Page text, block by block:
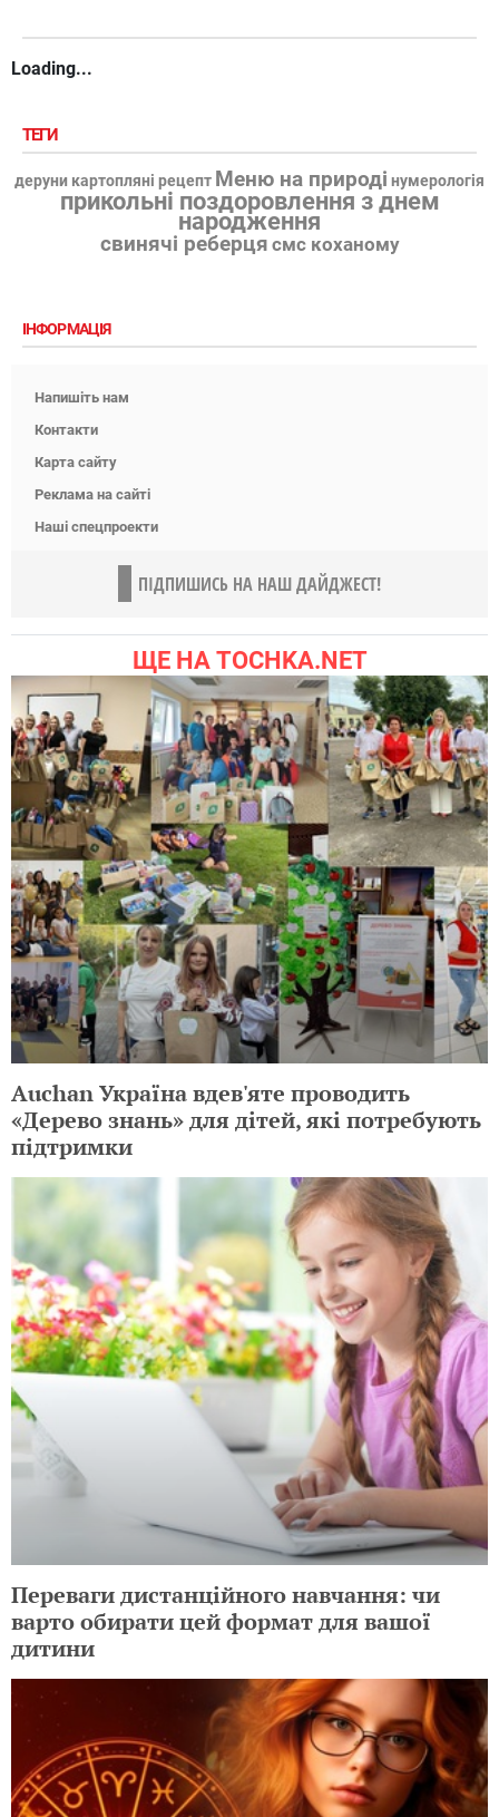
Loading...
ТЕГИ
деруни картопляні рецепт Меню на природі нумерологія
прикольні поздоровлення з днем
народження
свинячі реберця смс коханому
ІНФОРМАЦІЯ
Напишіть нам
Контакти
Карта сайту
Реклама на сайті
Наші спецпроекти
ПІДПИШИСЬ НА НАШ ДАЙДЖЕСТ!
ЩЕ НА TOCHKA.NET
Auchan Україна вдев'яте проводить
«Дерево знань» для дітей, які потребують
підтримки
Переваги дистанційного навчання: чи
варто обирати цей формат для вашої
дитини